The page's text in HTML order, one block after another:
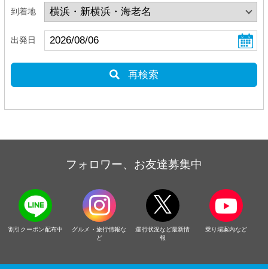
到着地
出発日
再検索
フォロワー、お友達募集中
割引クーポン配布中
グルメ・旅行情報な
ど
運行状況など最新情
報
乗り場案内など